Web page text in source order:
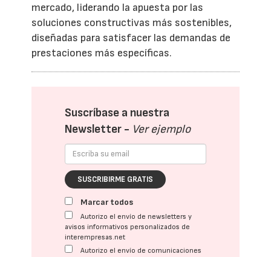
mercado, liderando la apuesta por las
soluciones constructivas más sostenibles,
diseñadas para satisfacer las demandas de
prestaciones más específicas.
Suscríbase a nuestra
Newsletter - Ver ejemplo
SUSCRIBIRME GRATIS
Marcar todos
Autorizo el envío de newsletters y
avisos informativos personalizados de
interempresas.net
Autorizo el envío de comunicaciones